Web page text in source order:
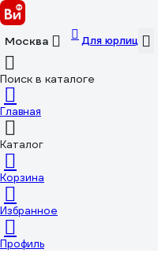
Москва Для юрлиц
Поиск в каталоге
Главная
Каталог
Корзина
Избранное
Профиль